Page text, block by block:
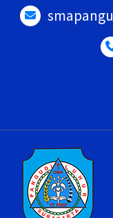
Lewati